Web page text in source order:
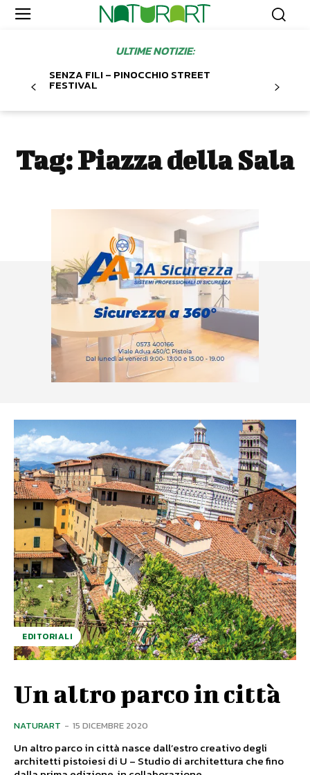
ULTIME NOTIZIE:
SENZA FILI – PINOCCHIO STREET
FESTIVAL
Tag:Piazza della Sala
EDITORIALI
Un altro parco in città
NATURART - 15 DICEMBRE 2020
Un altro parco in città nasce dall’estro creativo degli
architetti pistoiesi di U – Studio di architettura che fino